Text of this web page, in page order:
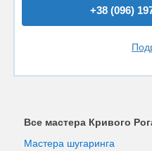
+38 (096)
Все мастера Кривого
Мастера шугаринга